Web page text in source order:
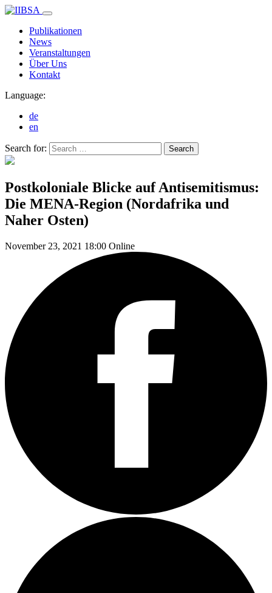
Publikationen
News
Veranstaltungen
Über Uns
Kontakt
Language:
de
en
Search for: Search
Postkoloniale Blicke auf Antisemitismus:
Die MENA-Region (Nordafrika und
Naher Osten)
November 23, 2021 18:00 Online